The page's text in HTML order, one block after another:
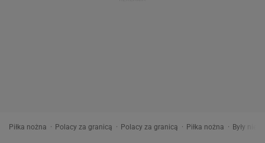
Piłka nożna Polacy za granicą Polacy za granicą Piłka nożna Były